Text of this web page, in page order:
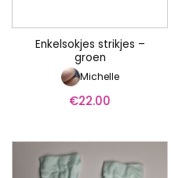
Enkelsokjes strikjes –
groen
Michelle
€22.00